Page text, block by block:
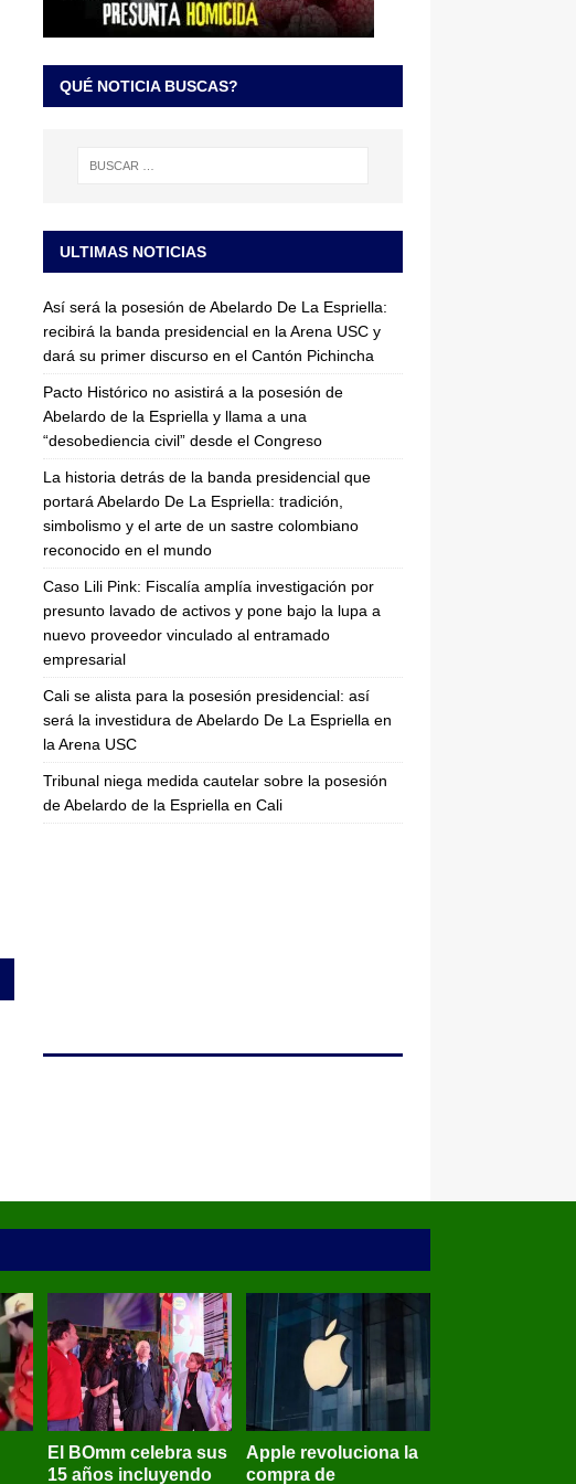
QUÉ NOTICIA BUSCAS?
ULTIMAS NOTICIAS
Así será la posesión de Abelardo De La Espriella:
recibirá la banda presidencial en la Arena USC y
dará su primer discurso en el Cantón Pichincha
Pacto Histórico no asistirá a la posesión de
Abelardo de la Espriella y llama a una
“desobediencia civil” desde el Congreso
La historia detrás de la banda presidencial que
portará Abelardo De La Espriella: tradición,
simbolismo y el arte de un sastre colombiano
reconocido en el mundo
Caso Lili Pink: Fiscalía amplía investigación por
presunto lavado de activos y pone bajo la lupa a
nuevo proveedor vinculado al entramado
empresarial
Cali se alista para la posesión presidencial: así
será la investidura de Abelardo De La Espriella en
la Arena USC
Tribunal niega medida cautelar sobre la posesión
de Abelardo de la Espriella en Cali
El BOmm celebra sus
15 años incluyendo
Apple revoluciona la
compra de